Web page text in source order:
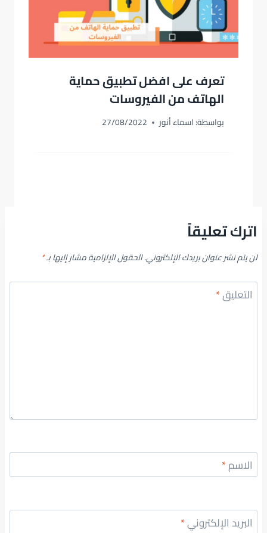
تعرف على افضل تطبيق حماية
الهاتف من الفيروسات
بواسطة:اسماء أنور 27/08/2022
اترك تعليقاً
لن يتم نشر عنوان بريدك الإلكتروني.الحقول الإلزامية مشار إليها بـ*
التعليق*
الاسم*
البريد الإلكتروني*